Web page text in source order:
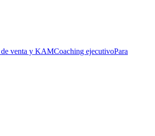
de venta y KAMCoaching ejecutivoPara